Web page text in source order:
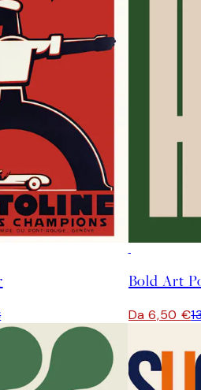
Bold Art
Da 6,50 €